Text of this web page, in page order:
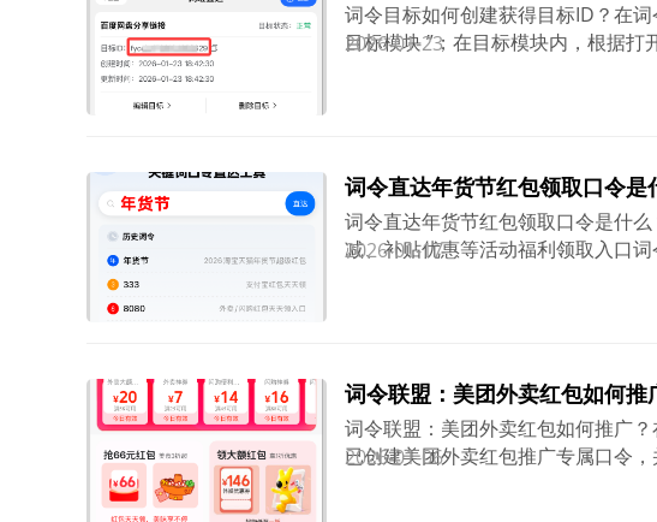
词令目标如何创建获得目标ID？在词令
目标模块 ”；在目标模块内，根据
2026-01-23
词令直达年货节红包领取口令是
词令直达年货节红包领取口令是什
减、补贴优惠等活动福利领取入口
2026-01-17
词令联盟：美团外卖红包如何推
词令联盟：美团外卖红包如何推广
已创建美团外卖红包推广专属口令
2026-01-06